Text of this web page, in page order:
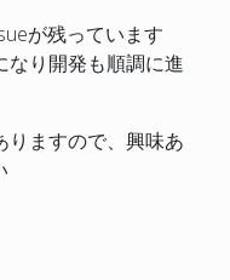
が残っています
なり開発も順調に進
りますので、興味あ